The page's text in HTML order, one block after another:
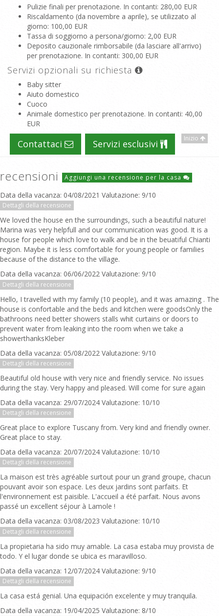
Pulizie finali per prenotazione. In contanti: 280,00 EUR
Riscaldamento (da novembre a aprile), se utilizzato al
giorno: 100,00 EUR
Tassa di soggiorno a persona/giorno: 2,00 EUR
Deposito cauzionale rimborsabile (da lasciare all'arrivo)
per prenotazione. In contanti: 300,00 EUR
Servizi opzionali su richiesta
Baby sitter
Aiuto domestico
Cuoco
Animale domestico per prenotazione. In contanti: 40,00
EUR
Inizio
Contattaci Servizi esclusivi
recensioni Aggiungi una recensione per la casa
Data della vacanza: 04/08/2021 Valutazione: 9/10
Dettagli della recensione
We loved the house en the surroundings, such a beautiful nature!
Marina was very helpfull and our communication was good. It is a
house for people which love to walk and be in the beuatiful Chianti
region. Maybe it is less comfortable for young people or families
because of the distance to the village.
Data della vacanza: 06/06/2022 Valutazione: 9/10
Dettagli della recensione
Hello, I travelled with my family (10 people), and it was amazing . The
house is confortable and the beds and kitchen were goodsOnly the
bathroons need better showers stalls whit curtains or doors to
prevent water from leaking into the room when we take a
showerthanksKleber
Data della vacanza: 05/08/2022 Valutazione: 9/10
Dettagli della recensione
Beautiful old house with very nice and friendly service. No issues
during the stay. Very happy and pleased. Will come for sure again
Data della vacanza: 29/07/2024 Valutazione: 10/10
Dettagli della recensione
Great place to explore Tuscany from. Very kind and friendly owner.
Great place to stay.
Data della vacanza: 20/07/2024 Valutazione: 10/10
Dettagli della recensione
La maison est très agréable surtout pour un grand groupe, chacun
pouvant avoir son espace. Les deux jardins sont parfaits. Et
l'environnement est paisible. L'accueil a été parfait. Nous avons
passé un excellent séjour à Lamole !
Data della vacanza: 03/08/2023 Valutazione: 10/10
Dettagli della recensione
La propietaria ha sido muy amable. La casa estaba muy provista de
todo. Y el lugar donde se ubica es maravilloso.
Data della vacanza: 12/07/2024 Valutazione: 9/10
Dettagli della recensione
La casa está genial. Una equipación excelente y muy tranquila.
Data della vacanza: 19/04/2025 Valutazione: 8/10